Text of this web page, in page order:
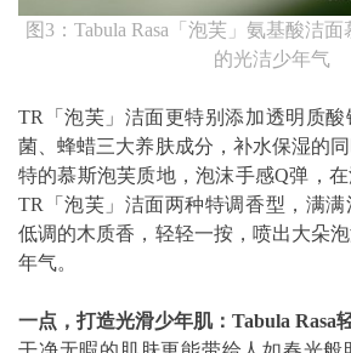
图3：Tabula Rasa「泡芙」氨基酸洁
的光洁少年气
TR「泡芙」洁面更特别添加透明质
菌、蜂蜡三大养肤成分，补水保湿的
特的慕斯泡芙质地，泡沫手感Q弹，在
TR「泡芙」洁面两种特调香型，满
低调的木质香，轻轻一按，喷出大朵
年气。
一点，打造光滑少年肌：Tabula Rasa